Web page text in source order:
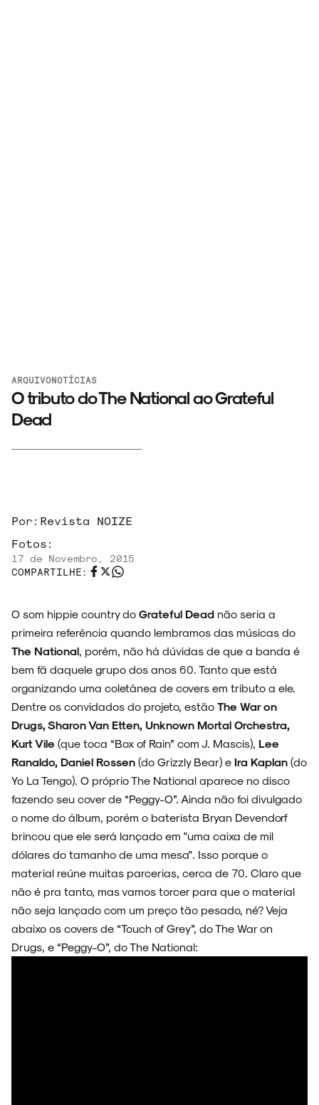
ARQUIVO
ENTREVISTAS
FAIXA A FAIXA
NOVIDADES
NOIZE RECORD CLUB
ARQUIVONOTÍCIAS
O tributo do The National ao Grateful
Dead
Por: Revista NOIZE
Fotos:
17 de Novembro, 2015
COMPARTILHE:
O som hippie country do Grateful Dead não seria a
primeira referência quando lembramos das músicas do
The National , porém, não há dúvidas de que a banda é
bem fã daquele grupo dos anos 60. Tanto que está
organizando uma coletânea de covers em tributo a ele.
Dentre os convidados do projeto, estão The War on
Drugs, Sharon Van Etten, Unknown Mortal Orchestra,
Kurt Vile (que toca “Box of Rain” com J. Mascis), Lee
Ranaldo, Daniel Rossen (do Grizzly Bear) e Ira Kaplan (do
Yo La Tengo). O próprio The National aparece no disco
fazendo seu cover de “Peggy-O”. Ainda não foi divulgado
o nome do álbum, porém o baterista Bryan Devendorf
brincou que ele será lançado em "uma caixa de mil
dólares do tamanho de uma mesa". Isso porque o
material reúne muitas parcerias, cerca de 70. Claro que
não é pra tanto, mas vamos torcer para que o material
não seja lançado com um preço tão pesado, né? Veja
abaixo os covers de “Touch of Grey”, do The War on
Drugs, e “Peggy-O”, do The National: